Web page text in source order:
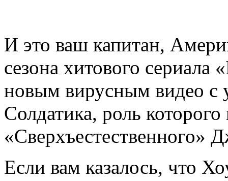
И это ваш капитан,
сезона хитового сериала
новым вирусным видео с
Солдатика, роль которого
«Сверхъестественного»
Если вам казалось, что